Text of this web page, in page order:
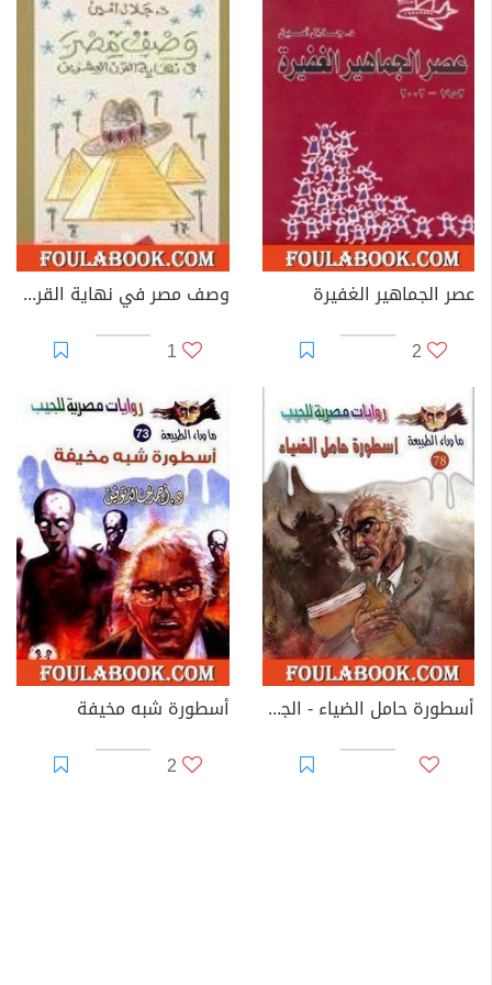
عصر الجماهير الغفيرة
2
وصف مصر في نهاية القرن العشرين
1
أسطورة حامل الضياء - الجزء الأول
أسطورة شبه مخيفة
2